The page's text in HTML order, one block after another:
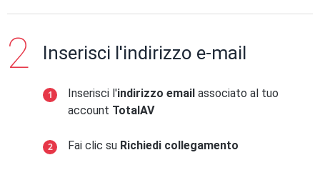
Inserisci l'indirizzo e-mail
Inserisci l'indirizzo email associato al tuo
account TotalAV
Fai clic su Richiedi collegamento